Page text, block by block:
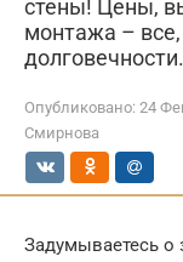
стены! Цены,
монтажа –
долговечности.
Опубликовано: 24
Смирнова
Задумываетесь о